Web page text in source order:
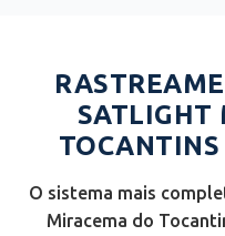
SATLIGHT
O sistema mais
Miracema do